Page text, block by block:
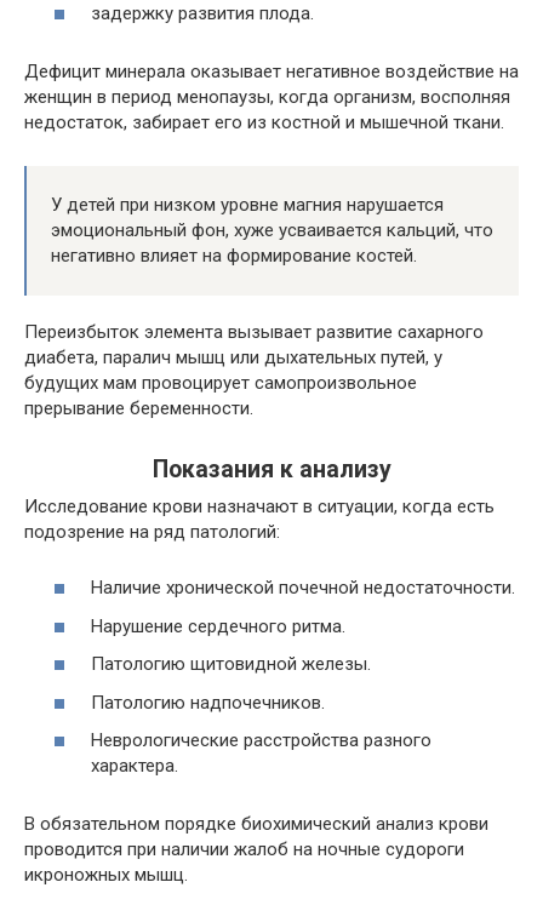
задержку развития плода.
Дефицит минерала оказывает негативное воздействие на
женщин в период менопаузы, когда организм, восполняя
недостаток, забирает его из костной и мышечной ткани.
У детей при низком уровне магния нарушается
эмоциональный фон, хуже усваивается кальций, что
негативно влияет на формирование костей.
Переизбыток элемента вызывает развитие сахарного
диабета, паралич мышц или дыхательных путей, у
будущих мам провоцирует самопроизвольное
прерывание беременности.
Показания к анализу
Исследование крови назначают в ситуации, когда есть
подозрение на ряд патологий:
Наличие хронической почечной недостаточности.
Нарушение сердечного ритма.
Патологию щитовидной железы.
Патологию надпочечников.
Неврологические расстройства разного
характера.
В обязательном порядке биохимический анализ крови
проводится при наличии жалоб на ночные судороги
икроножных мышц.